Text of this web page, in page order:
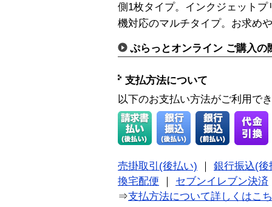
側1枚タイプ。インクジェット
機対応のマルチタイプ。お求め
ぷらっとオンライン ご購入の
支払方法について
以下のお支払い方法がご利用で
売掛取引(後払い)
銀行振込(後
換宅配便
セブンイレブン決済
⇒支払方法について詳しくはこ